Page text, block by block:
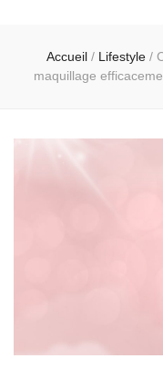
Accueil / Lifestyle /
maquillage